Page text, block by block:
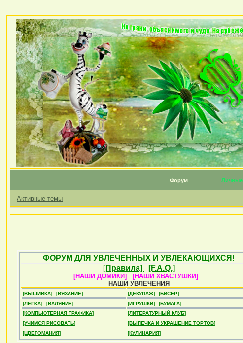
Форум Личные
Активные темы
ФОРУМ ДЛЯ УВЛЕЧЕННЫХ И УВЛЕКАЮЩИХСЯ!
[Правила]
[F.A.Q.]
[НАШИ ДОМИКИ]
[НАШИ ХВАСТУШКИ]
НАШИ УВЛЕЧЕНИЯ
[ВЫШИВКА] [ВЯЗАНИЕ] [ДЕКУПАЖ]
[БИСЕР]
[ЛЕПКА]
[ВАЛЯНИЕ] [ИГРУШКИ]
[БУМАГА]
[КОМПЬЮТЕРНАЯ ГРАФИКА]
[ЛИТЕРАТУРНЫЙ КЛУБ]
[УЧИМСЯ РИСОВАТЬ]
[ВЫПЕЧКА И УКРАШЕНИЕ ТОРТОВ]
[ЦВЕТОМАНИЯ]
[КУЛИНАРИЯ]